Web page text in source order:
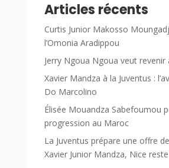
Articles récents
Curtis Junior Makosso
l’Omonia Aradippou
Jerry Ngoua Ngoua veut revenir
Xavier Mandza à la Juventus :
Do Marcolino
Élisée Mouandza Sabefoumou
progression au Maroc
La Juventus prépare une offre
Xavier Junior Mandza, Nice